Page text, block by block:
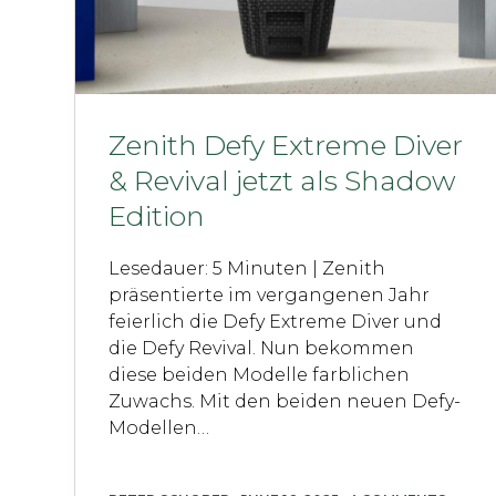
Zenith Defy Extreme Diver
& Revival jetzt als Shadow
Edition
Lesedauer: 5 Minuten | Zenith
präsentierte im vergangenen Jahr
feierlich die Defy Extreme Diver und
die Defy Revival. Nun bekommen
diese beiden Modelle farblichen
Zuwachs. Mit den beiden neuen Defy-
Modellen…